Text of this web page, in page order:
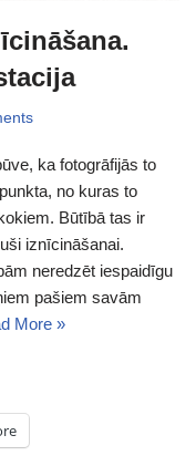
ka fotogrāfijās to
no kuras to
Būtībā tas ir
iznīcināšanai.
neredzēt iespaidīgu
pašiem savām
More »